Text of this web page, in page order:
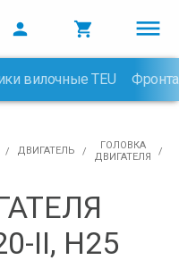
 
вилочные TEU
ДВИГАТЕЛЬ
ГОЛОВКА
ДВИГАТЕЛЯ
II, H25